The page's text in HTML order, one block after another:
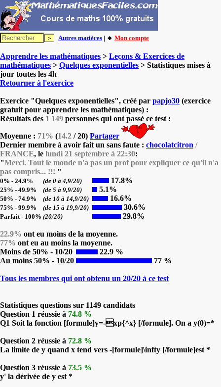
Autres matières | 🔸 Mon compte
Apprendre les mathématiques > Leçons & Exercices de
mathématiques > Quelques exponentielles > Statistiques mises à
jour toutes les 4h
Retourner à l'exercice
Exercice "Quelques exponentielles", créé par papjo30 (exercice
gratuit pour apprendre les mathématiques) :
Résultats des 1 149 personnes qui ont passé ce test :
Moyenne : 71% (14.2 / 20) Partager
Dernier membre à avoir fait un sans faute : chocolatcitron /
FRANCE, le lundi 21 septembre à 22:30:
"Merci. Tout le monde n'a pas un prof pour expliquer ce qu'il n'a
pas compris... !!! "
0% - 24.9% (de 0 à 4,9/20) 17.8%
25% - 49.9% (de 5 à 9,9/20) 5.1%
50% - 74.9% (de 10 à 14,9/20) 16.6%
75% - 99.9% (de 15 à 19,9/20) 30.6%
Parfait - 100% (20/20) 29.8%
22.9% ont eu moins de la moyenne.
77% ont eu au moins la moyenne.
Moins de 50% - 10/20
22.9 %
Au moins 50% - 10/20
77 %
Tous les membres qui ont obtenu un 20/20 à ce test
Statistiques questions sur 1149 candidats
Question 1 réussie à 74.8 %
Q1 Soit la fonction [formule]y=-xp{^x} [/formule]. On a y(0)=*
Question 2 réussie à 72.8 %
La limite de y quand x tend vers -[formule]\infty [/formule]est *
Question 3 réussie à 73.5 %
y' la dérivée de y est *